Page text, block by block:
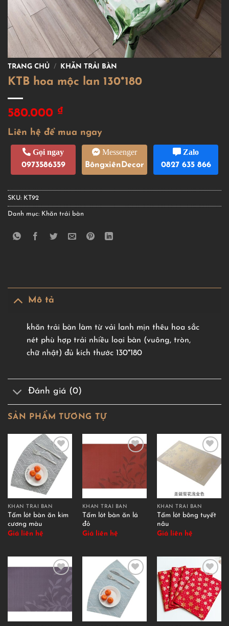
TRANG CHỦ / KHĂN TRẢI BÀN
KTB hoa mộc lan 130*180
580.000 ₫
Liên hệ để mua ngay
Gọi ngay
0973586359
Messenger
BôngxiênDecor
Zalo
0827 635 866
SKU: KT92
Danh mục: Khăn trải bàn
Mô tả
khăn trải bàn làm từ vải lanh mịn thêu hoa sắc
nét phù hợp trải nhiều loại bàn (vuông, tròn,
chữ nhật) đủ kích thước 130*180
Đánh giá (0)
SẢN PHẨM TƯƠNG TỰ
KHĂN TRẢI BÀN
Tấm lót bàn ăn kim
cương màu
Giá liên hệ
KHĂN TRẢI BÀN
Tấm lót bàn ăn lá
đỏ
Giá liên hệ
KHĂN TRẢI BÀN
Tấm lót bông tuyết
nâu
Giá liên hệ